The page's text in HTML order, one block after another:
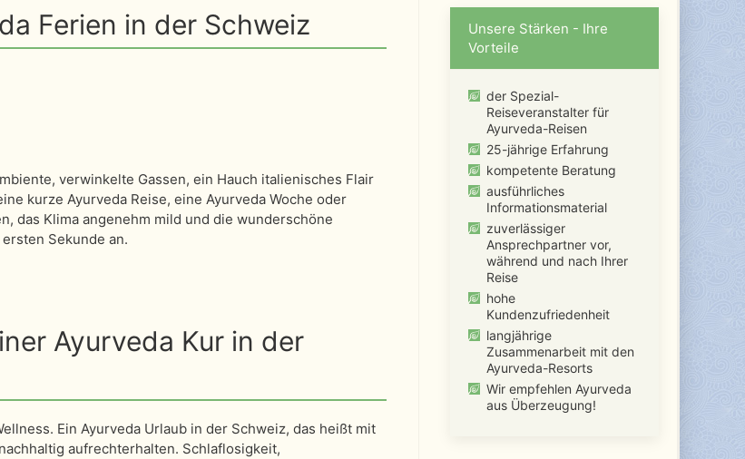
Ferien in der Schweiz
verwinkelte Gassen, ein Hauch italienisches Flair
kurze Ayurveda Reise, eine Ayurveda Woche oder
das Klima angenehm mild und die wunderschöne
Sekunde an.
Ayurveda Kur in der
Ein Ayurveda Urlaub in der Schweiz, das heißt mit
aufrechterhalten. Schlaflosigkeit,
Unsere Stärken - Ihre
Vorteile
der Spezial-
Reiseveranstalter für
Ayurveda-Reisen
25-jährige Erfahrung
kompetente Beratung
ausführliches
Informationsmaterial
zuverlässiger
Ansprechpartner vor,
während und nach Ihrer
Reise
hohe
Kundenzufriedenheit
langjährige
Zusammenarbeit mit den
Ayurveda-Resorts
Wir empfehlen Ayurveda
aus Überzeugung!